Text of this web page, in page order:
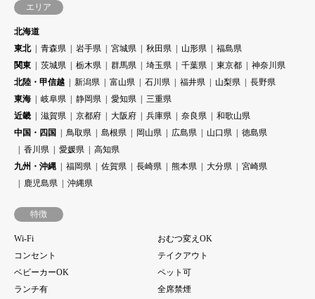
エリア
北海道
東北
青森県 岩手県 宮城県 秋田県 山形県
福島県
関東
茨城県 栃木県 群馬県 埼玉県 千葉県 東京都
神奈川県
北陸・甲信越
新潟県 富山県 石川県 福井県 山梨県
長野県
東海
岐阜県 静岡県 愛知県
三重県
近畿
滋賀県 京都府 大阪府 兵庫県 奈良県
和歌山県
中国・四国
鳥取県 島根県 岡山県 広島県 山口県
徳島県
香川県
愛媛県
高知県
九州・沖縄
福岡県 佐賀県 長崎県 熊本県 大分県
宮崎県
鹿児島県
沖縄県
特徴
Wi-Fi
おむつ変えOK
コンセント
テイクアウト
ベビーカーOK
ペット可
ランチ有
全席禁煙